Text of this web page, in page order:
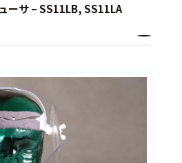
ーサ – SS11LB, SS11LA